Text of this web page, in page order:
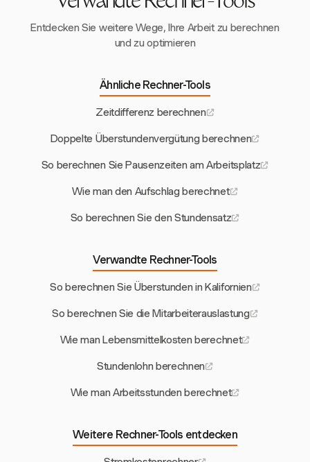
Entdecken Sie weitere Wege, Ihre Arbeit zu berechnen
und zu optimieren
Ähnliche Rechner-Tools
Zeitdifferenz berechnen
Doppelte Überstundenvergütung berechnen
So berechnen Sie Pausenzeiten am Arbeitsplatz
Wie man den Aufschlag berechnet
So berechnen Sie den Stundensatz
Verwandte Rechner-Tools
So berechnen Sie Überstunden in Kalifornien
So berechnen Sie die Mitarbeiterauslastung
Wie man Lebensmittelkosten berechnet
Stundenlohn berechnen
Wie man Arbeitsstunden berechnet
Weitere Rechner-Tools entdecken